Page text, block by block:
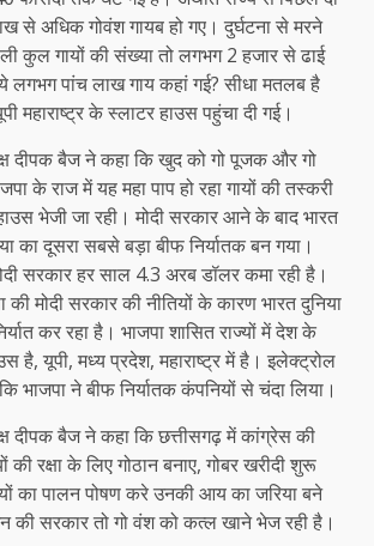
से अधिक गोवंश गायब हो गए। दुर्घटना से मरने
कुल गायों की संख्या तो लगभग 2 हजार से ढाई
लगभग पांच लाख गाय कहां गई? सीधा मतलब है
महाराष्ट्र के स्लाटर हाउस पहुंचा दी गई।
दीपक बैज ने कहा कि खुद को गो पूजक और गो
के राज में यह महा पाप हो रहा गायों की तस्करी
भेजी जा रही। मोदी सरकार आने के बाद भारत
का दूसरा सबसे बड़ा बीफ निर्यातक बन गया।
सरकार हर साल 4.3 अरब डॉलर कमा रही है।
मोदी सरकार की नीतियों के कारण भारत दुनिया
कर रहा है। भाजपा शासित राज्यों में देश के
है, यूपी, मध्य प्रदेश, महाराष्ट्र में है। इलेक्ट्रोल
भाजपा ने बीफ निर्यातक कंपनियों से चंदा लिया।
दीपक बैज ने कहा कि छत्तीसगढ़ में कांग्रेस की
की रक्षा के लिए गोठान बनाए, गोबर खरीदी शुरू
का पालन पोषण करे उनकी आय का जरिया बने
की सरकार तो गो वंश को कत्ल खाने भेज रही है।